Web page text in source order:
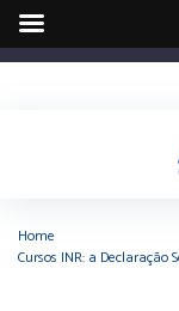
Home
Cursos INR: a Declaração